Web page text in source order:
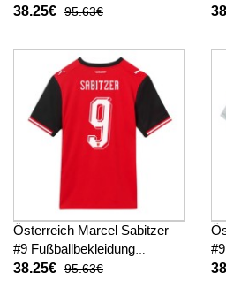
Heimtrikot WM 2026
38.25€ 95.63€
Österreich Marcel Sabitzer
#9 Fußballbekleidung
Heimtrikot WM 2026
38.25€ 95.63€